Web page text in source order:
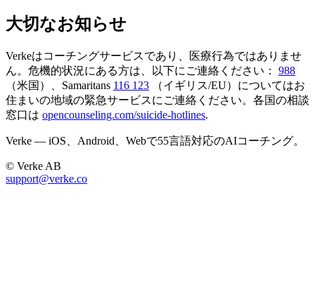
大切なお知らせ
Verkeはコーチングサービスであり、医療行為ではありませ
ん。危機的状況にある方は、以下にご連絡ください：
988
（米国）、Samaritans 116 123
（イギリス/EU）についてはお
住まいの地域の緊急サービスにご連絡ください。各国の相談
窓口は opencounseling.com/suicide-hotlines.
Verke — iOS、Android、Webで55言語対応のAIコーチング。
© Verke AB
support@verke.co